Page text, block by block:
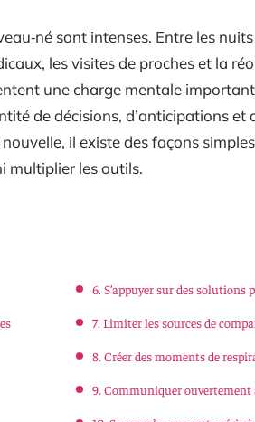
sont intenses. Entre les
les visites de proches et la
une charge mentale
de décisions, d’anticipations et
il existe des façons
multiplier les outils.
6. S’appuyer sur des solutions
7. Limiter les sources de
8. Créer des moments de
9. Communiquer ouvertement